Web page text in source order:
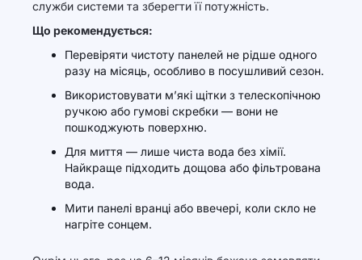
служби системи та зберегти її потужність.
Що рекомендується:
Перевіряти чистоту панелей не рідше одного
разу на місяць, особливо в посушливий сезон.
Використовувати м’які щітки з телескопічною
ручкою або гумові скребки — вони не
пошкоджують поверхню.
Для миття — лише чиста вода без хімії.
Найкраще підходить дощова або фільтрована
вода.
Мити панелі вранці або ввечері, коли скло не
нагріте сонцем.